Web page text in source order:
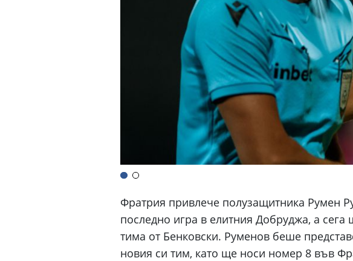
Фратрия привлече полузащитника Румен
последно игра в елитния Добруджа, а сега
тима от Бенковски. Руменов беше
новия си тим, като ще носи номер 8 във